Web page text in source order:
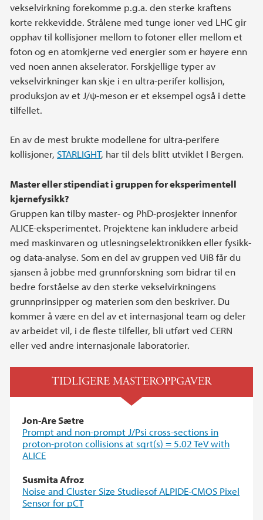
vekselvirkning forekomme p.g.a. den sterke kraftens
korte rekkevidde. Strålene med tunge ioner ved LHC gir
opphav til kollisjoner mellom to fotoner eller mellom et
foton og en atomkjerne ved energier som er høyere enn
ved noen annen akselerator. Forskjellige typer av
vekselvirkninger kan skje i en ultra-perifer kollisjon,
produksjon av et J/ψ-meson er et eksempel også i dette
tilfellet.
En av de mest brukte modellene for ultra-perifere
kollisjoner, STARLIGHT, har til dels blitt utviklet I Bergen.
Master eller stipendiat i gruppen for eksperimentell
kjernefysikk?
Gruppen kan tilby master- og PhD-prosjekter innenfor
ALICE-eksperimentet. Projektene kan inkludere arbeid
med maskinvaren og utlesningselektronikken eller fysikk-
og data-analyse. Som en del av gruppen ved UiB får du
sjansen å jobbe med grunnforskning som bidrar til en
bedre forståelse av den sterke vekselvirkningens
grunnprinsipper og materien som den beskriver. Du
kommer å være en del av et internasjonal team og deler
av arbeidet vil, i de fleste tilfeller, bli utført ved CERN
eller ved andre internasjonale laboratorier.
TIDLIGERE MASTEROPPGAVER
Jon-Are Sætre
Prompt and non-prompt J/Psi cross-sections in
proton-proton collisions at sqrt(s) = 5.02 TeV with
ALICE
Susmita Afroz
Noise and Cluster Size Studiesof ALPIDE-CMOS Pixel
Sensor for pCT